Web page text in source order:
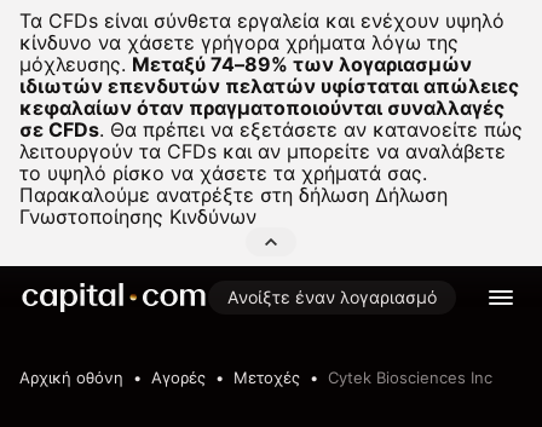
Τα CFDs είναι σύνθετα εργαλεία και ενέχουν υψηλό
κίνδυνο να χάσετε γρήγορα χρήματα λόγω της
μόχλευσης. Μεταξύ 74–89% των λογαριασμών
ιδιωτών επενδυτών πελατών υφίσταται απώλειες
κεφαλαίων όταν πραγματοποιούνται συναλλαγές
σε CFDs. Θα πρέπει να εξετάσετε αν κατανοείτε πώς
λειτουργούν τα CFDs και αν μπορείτε να αναλάβετε
το υψηλό ρίσκο να χάσετε τα χρήματά σας.
Παρακαλούμε ανατρέξτε στη δήλωση Δήλωση
Γνωστοποίησης Κινδύνων
Ανοίξτε έναν λογαριασμό
Αρχική οθόνη Αγορές Μετοχές Cytek Biosciences Inc